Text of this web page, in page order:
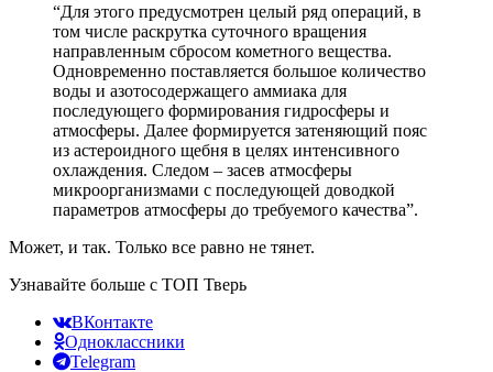
“Для этого предусмотрен целый ряд операций, в
том числе раскрутка суточного вращения
направленным сбросом кометного вещества.
Одновременно поставляется большое количество
воды и азотосодержащего аммиака для
последующего формирования гидросферы и
атмосферы. Далее формируется затеняющий пояс
из астероидного щебня в целях интенсивного
охлаждения. Следом – засев атмосферы
микроорганизмами с последующей доводкой
параметров атмосферы до требуемого качества”.
Может, и так. Только все равно не тянет.
Узнавайте больше с ТОП Тверь
ВКонтакте
Одноклассники
Telegram